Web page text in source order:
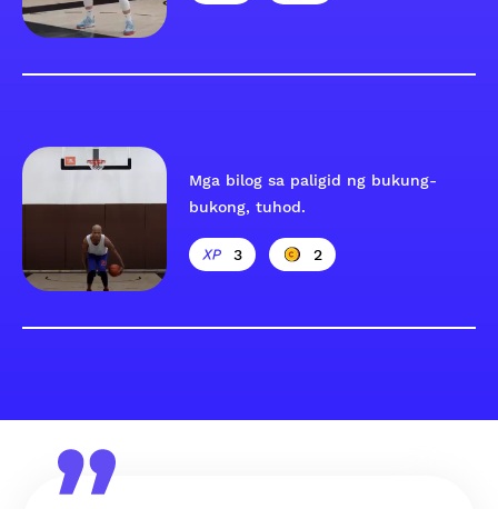
Mga bilog sa paligid ng bukung-
bukong, tuhod.
3 2